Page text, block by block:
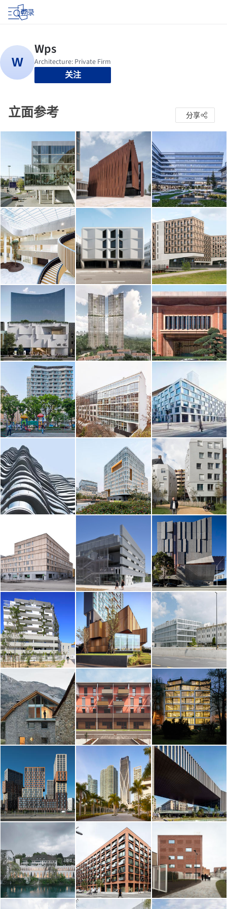
登录
关注
立面参考 分享